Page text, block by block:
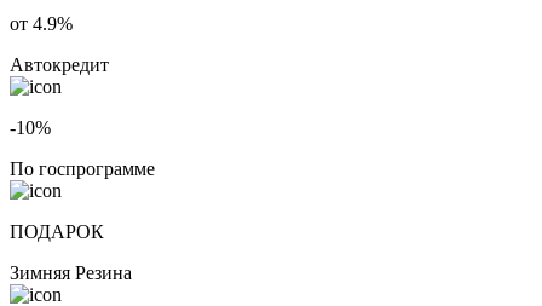
от 4.9%
Автокредит
-10%
По госпрограмме
ПОДАРОК
Зимняя Резина